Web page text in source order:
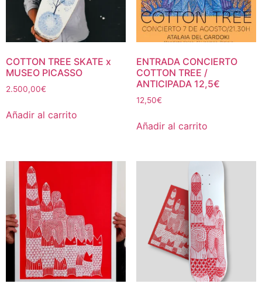
COTTON TREE SKATE x
MUSEO PICASSO
2.500,00€
Añadir al carrito
ENTRADA CONCIERTO
COTTON TREE /
ANTICIPADA 12,5€
12,50€
Añadir al carrito